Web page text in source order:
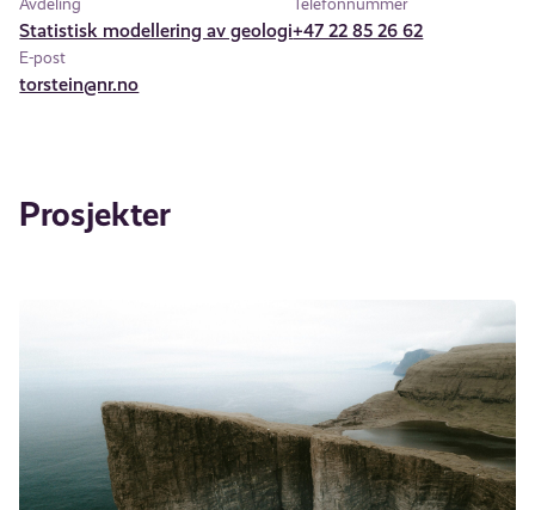
Statistisk modellering av geologi+47 22 85 26 62
E-post
torstein@nr.no
Prosjekter